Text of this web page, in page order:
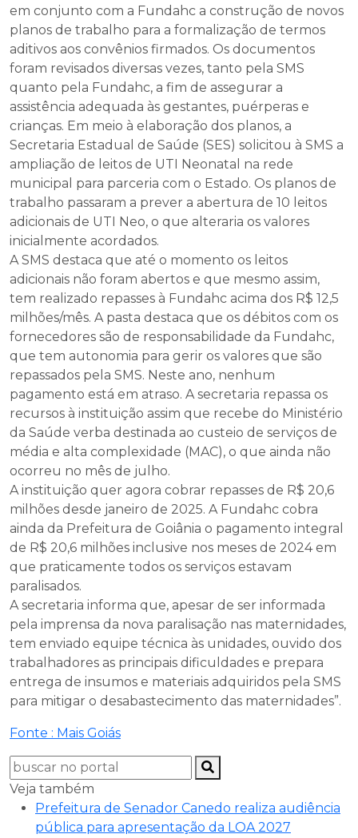
em conjunto com a Fundahc a construção de novos
planos de trabalho para a formalização de termos
aditivos aos convênios firmados. Os documentos
foram revisados diversas vezes, tanto pela SMS
quanto pela Fundahc, a fim de assegurar a
assistência adequada às gestantes, puérperas e
crianças. Em meio à elaboração dos planos, a
Secretaria Estadual de Saúde (SES) solicitou à SMS a
ampliação de leitos de UTI Neonatal na rede
municipal para parceria com o Estado. Os planos de
trabalho passaram a prever a abertura de 10 leitos
adicionais de UTI Neo, o que alteraria os valores
inicialmente acordados.
A SMS destaca que até o momento os leitos
adicionais não foram abertos e que mesmo assim,
tem realizado repasses à Fundahc acima dos R$ 12,5
milhões/mês. A pasta destaca que os débitos com os
fornecedores são de responsabilidade da Fundahc,
que tem autonomia para gerir os valores que são
repassados pela SMS. Neste ano, nenhum
pagamento está em atraso. A secretaria repassa os
recursos à instituição assim que recebe do Ministério
da Saúde verba destinada ao custeio de serviços de
média e alta complexidade (MAC), o que ainda não
ocorreu no mês de julho.
A instituição quer agora cobrar repasses de R$ 20,6
milhões desde janeiro de 2025. A Fundahc cobra
ainda da Prefeitura de Goiânia o pagamento integral
de R$ 20,6 milhões inclusive nos meses de 2024 em
que praticamente todos os serviços estavam
paralisados.
A secretaria informa que, apesar de ser informada
pela imprensa da nova paralisação nas maternidades,
tem enviado equipe técnica às unidades, ouvido dos
trabalhadores as principais dificuldades e prepara
entrega de insumos e materiais adquiridos pela SMS
para mitigar o desabastecimento das maternidades”.
Fonte : Mais Goiás
Veja também
Prefeitura de Senador Canedo realiza audiência
pública para apresentação da LOA 2027